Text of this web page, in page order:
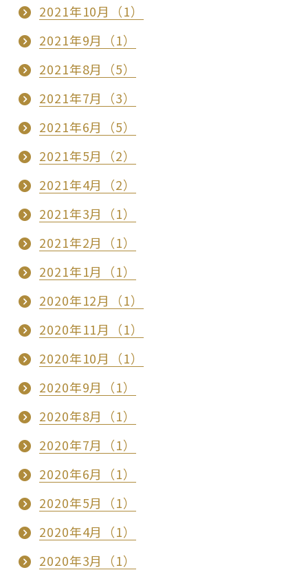
2021年10月（1）
2021年9月（1）
2021年8月（5）
2021年7月（3）
2021年6月（5）
2021年5月（2）
2021年4月（2）
2021年3月（1）
2021年2月（1）
2021年1月（1）
2020年12月（1）
2020年11月（1）
2020年10月（1）
2020年9月（1）
2020年8月（1）
2020年7月（1）
2020年6月（1）
2020年5月（1）
2020年4月（1）
2020年3月（1）